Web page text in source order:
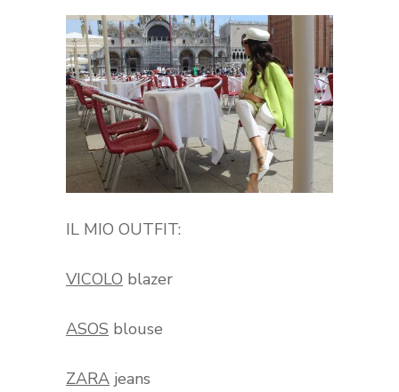
IL MIO OUTFIT:
VICOLO blazer
ASOS blouse
ZARA jeans